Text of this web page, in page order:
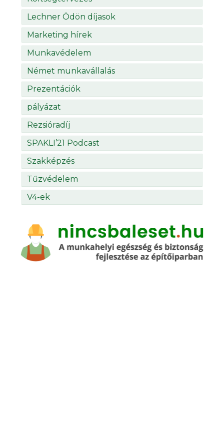
Lechner Ödön díjasok
Marketing hírek
Munkavédelem
Német munkavállalás
Prezentációk
pályázat
Rezsióradíj
SPAKLI’21 Podcast
Szakképzés
Tűzvédelem
V4-ek